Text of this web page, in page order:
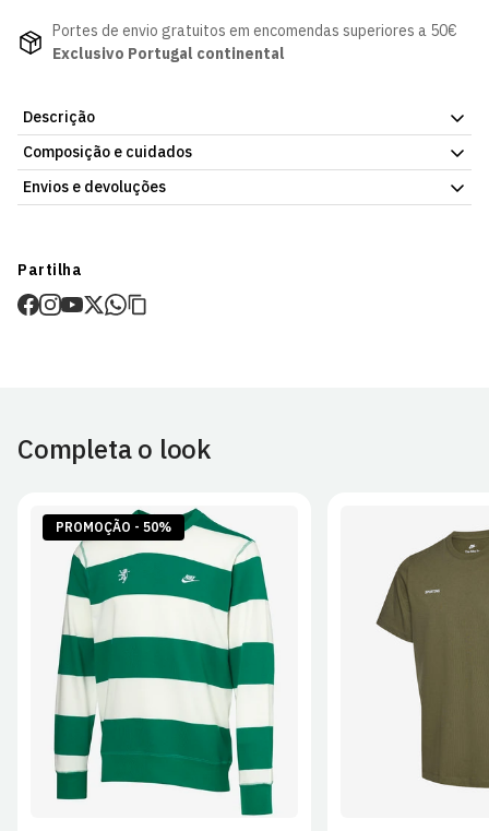
Portes de envio gratuitos em encomendas superiores a 50€
Exclusivo Portugal continental
Descrição
Marca o ritmo dos teus dias com o Relógio de Parede SCP do
Sporting CP. Com o emblema e as cores icónicas do clube em
destaque, tem mecanismo silencioso de qualidade para qualquer
canto do seu espaço.
Composição e cuidados
Envios e devoluções
Prazo estimado de entrega varia consoante o destino e método
de envio.
Artigos personalizados não podem ser devolvidos.
de EnvioeDevoluções
Partilha
Completa o look
PROMOÇÃO - 50%
S XL 2XL